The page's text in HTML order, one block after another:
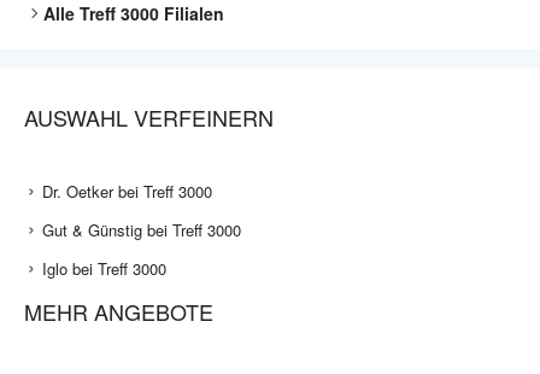
Alle Treff 3000 Filialen
AUSWAHL VERFEINERN
Dr. Oetker bei Treff 3000
Gut & Günstig bei Treff 3000
Iglo bei Treff 3000
MEHR ANGEBOTE